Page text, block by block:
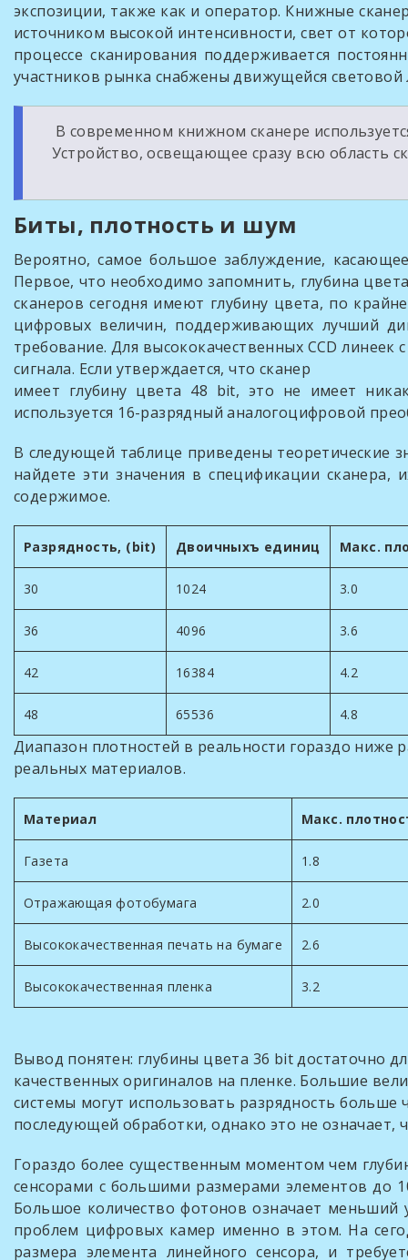
экспозиции, также как и оператор. Книжные
источником высокой интенсивности, свет от
процессе сканирования поддерживается
участников рынка снабжены движущейся световой
В современном книжном сканере
Устройство, освещающее сразу всю область
Биты, плотность и шум
Вероятно, самое большое заблуждение,
Первое, что необходимо запомнить, глубина
сканеров сегодня имеют глубину цвета, по
цифровых величин, поддерживающих лучший
требование. Для высококачественных CCD
сигнала. Если утверждается, что сканер
имеет глубину цвета 48 bit, это не имеет
используется 16-разрядный аналогоцифровой
В следующей таблице приведены теоретические
найдете эти значения в спецификации
содержимое.
Разрядность, (bit) Двоичныхъ единиц Макс.
30 1024 3.0
36 4096 3.6
42 16384 4.2
48 65536 4.8
Диапазон плотностей в реальности гораздо ниже
реальных материалов.
Материал Макс.
Газета 1.8
Отражающая фотобумага 2.0
Высококачественная печать на бумаге 2.6
Высококачественная пленка 3.2
Вывод понятен: глубины цвета 36 bit достаточно
качественных оригиналов на пленке. Большие
системы могут использовать разрядность
последующей обработки, однако это не
Гораздо более существенным моментом чем
сенсорами с большими размерами элементов до
Большое количество фотонов означает
проблем цифровых камер именно в этом. На
размера элемента линейного сенсора, и